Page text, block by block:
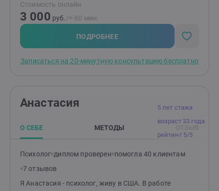
сплочение коллектива и командообразование,
динамическая работа с лицами, испытывающими
трудности в адаптации, и много всего другого.
Однозначно, было интересно!В частной практике я
интегрирую весь полученный опыт и навыки.
тревогу, апатию, усталость, которые хотят изменит
говорить о своих тревогах и переживаниях.Я помогу
выстроить здоровые гармоничные отношения с
окружающими, гармонизировать семейные
снова почувствуете вкус жизни, радость отношений,
отмечают мою отзывчивость, бережность в работе,
эмпатичность. Соблюдаю нормы этического кодекса,
Стоимость онлайн
3 000 руб. /≈ 60 мин.
ПОДРОБНЕЕ
Записаться на 20-минутную консультацию бесплатно
5 лет стажа
возраст 33 года
рейтинг 5/5
Анастасия
О СЕБЕ МЕТОДЫ
Психолог диплом проверен помогла 40 клиентам
7 отзывов
Я Анастасия - психолог, живу в США. В работе